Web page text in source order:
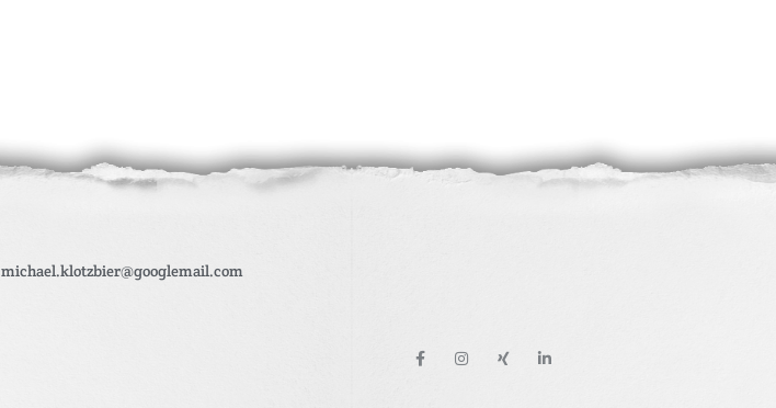
michael.klotzbier@googlemail.com